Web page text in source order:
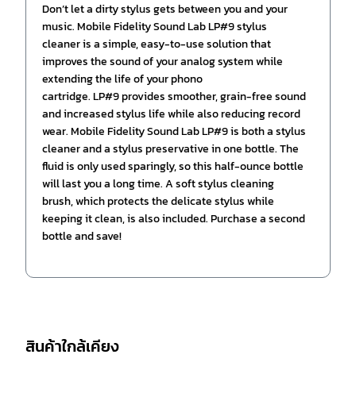
Don’t let a dirty stylus gets between you and your
music. Mobile Fidelity Sound Lab LP#9 stylus
cleaner is a simple, easy-to-use solution that
improves the sound of your analog system while
extending the life of your phono
cartridge. LP#9 provides smoother, grain-free sound
and increased stylus life while also reducing record
wear. Mobile Fidelity Sound Lab LP#9 is both a stylus
cleaner and a stylus preservative in one bottle. The
fluid is only used sparingly, so this half-ounce bottle
will last you a long time. A soft stylus cleaning
brush, which protects the delicate stylus while
keeping it clean, is also included. Purchase a second
bottle and save!
สินค้าใกล้เคียง